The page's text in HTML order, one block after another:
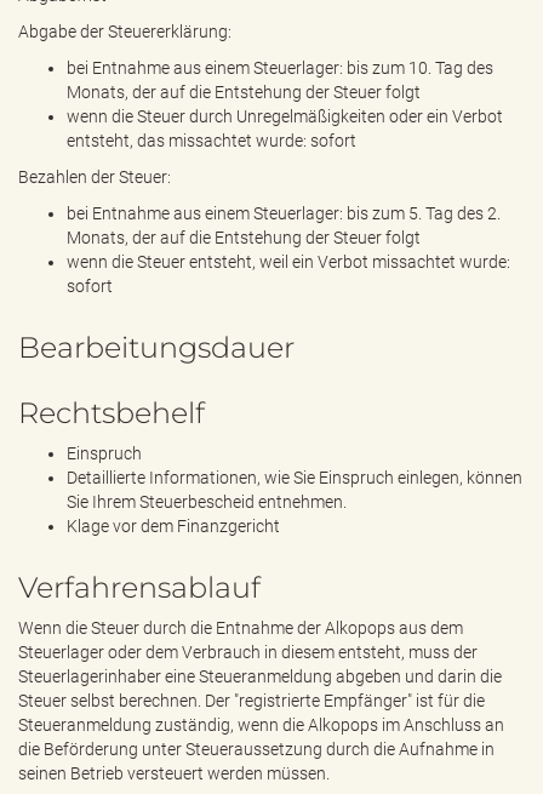
Abgabe der Steuererklärung:
bei Entnahme aus einem Steuerlager: bis zum 10. Tag des
Monats, der auf die Entstehung der Steuer folgt
wenn die Steuer durch Unregelmäßigkeiten oder ein Verbot
entsteht, das missachtet wurde: sofort
Bezahlen der Steuer:
bei Entnahme aus einem Steuerlager: bis zum 5. Tag des 2.
Monats, der auf die Entstehung der Steuer folgt
wenn die Steuer entsteht, weil ein Verbot missachtet wurde:
sofort
Bearbeitungsdauer
Rechtsbehelf
Einspruch
Detaillierte Informationen, wie Sie Einspruch einlegen, können
Sie Ihrem Steuerbescheid entnehmen.
Klage vor dem Finanzgericht
Verfahrensablauf
Wenn die Steuer durch die Entnahme der Alkopops aus dem
Steuerlager oder dem Verbrauch in diesem entsteht, muss der
Steuerlagerinhaber eine Steueranmeldung abgeben und darin die
Steuer selbst berechnen. Der "registrierte Empfänger" ist für die
Steueranmeldung zuständig, wenn die Alkopops im Anschluss an
die Beförderung unter Steueraussetzung durch die Aufnahme in
seinen Betrieb versteuert werden müssen.